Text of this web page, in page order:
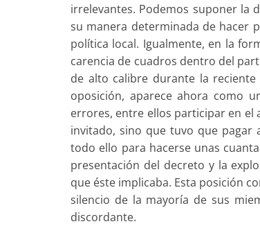
irrelevantes. Podemos suponer la
su manera determinada de hacer
política local. Igualmente, en la
carencia de cuadros dentro del
de alto calibre durante la
oposición, aparece ahora como
errores, entre ellos participar en el
invitado, sino que tuvo que
todo ello para hacerse unas
presentación del decreto y la
que éste implicaba. Esta posición
silencio de la mayoría de sus
discordante.